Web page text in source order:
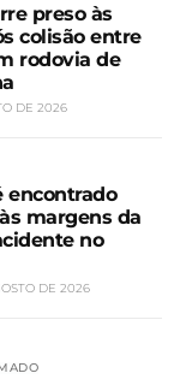
preso às
colisão entre
rodovia de
DE 2026
encontrado
margens da
no
DE 2026